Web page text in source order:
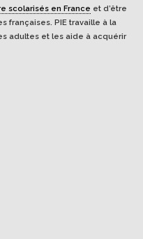
scolarisés en France et d’être
françaises. PIE travaille à la
adultes et les aide à acquérir